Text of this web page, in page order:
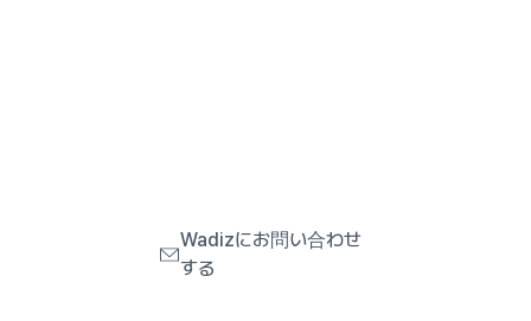
Wadizにお問い合わせ
する